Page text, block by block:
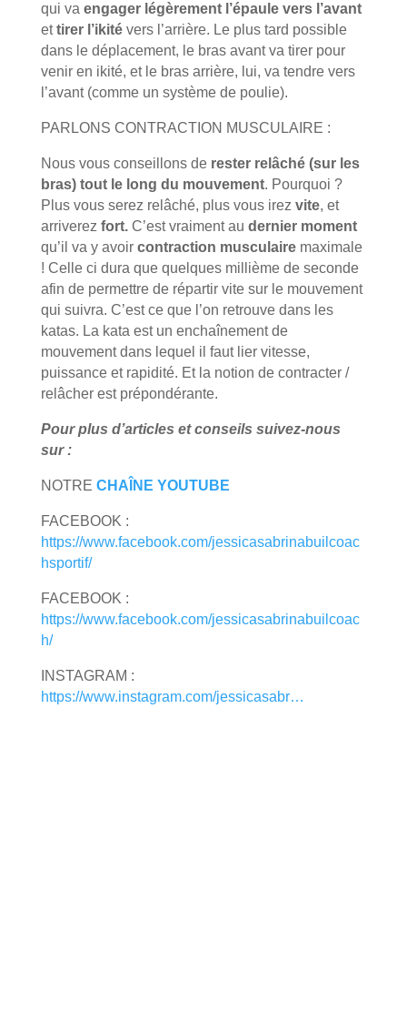
qui va engager légèrement l’épaule vers l’avant
ettirer l’ikitévers l’arrière. Le plus tard possible
dans le déplacement, le bras avant va tirer pour
venir en ikité, et le bras arrière, lui, va tendre vers
l’avant (comme un système de poulie).
PARLONS CONTRACTION MUSCULAIRE :
Nous vous conseillons derester relâché (sur les
bras) tout le long du mouvement. Pourquoi ?
Plus vous serez relâché, plus vous irez vite, et
arriverez fort.C’est vraiment au dernier moment
qu’il va y avoir contraction musculairemaximale
! Celle ci dura que quelques millième de seconde
afin de permettre de répartir vite sur le mouvement
qui suivra. C’est ce que l’on retrouve dans les
katas. La kata est un enchaînement de
mouvement dans lequel il faut lier vitesse,
puissance et rapidité. Et la notion de contracter /
relâcher est prépondérante.
Pour plus d’articles et conseils suivez-nous
sur :
NOTRE CHAÎNE YOUTUBE
FACEBOOK :
https://www.facebook.com/jessicasabrinabuilcoac
hsportif/
FACEBOOK :
https://www.facebook.com/jessicasabrinabuilcoac
h/
INSTAGRAM :
https://www.instagram.com/jessicasabr…